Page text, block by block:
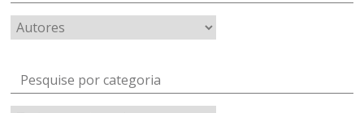
Pesquise por categoria